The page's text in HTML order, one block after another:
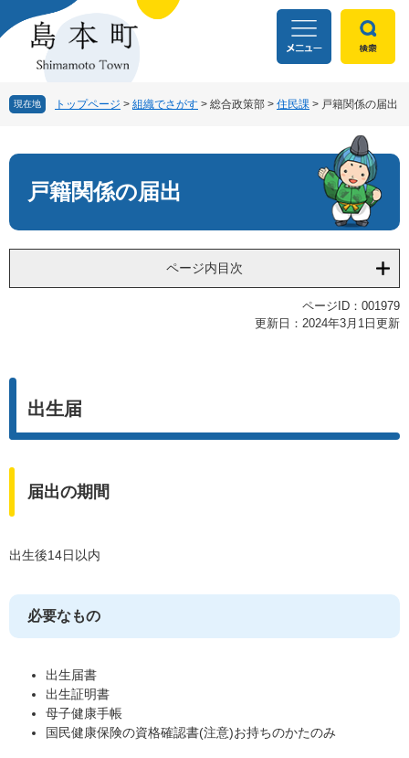
ー
。
ニ
て
へ
現在地 トップページ > 組織でさがす > 総合政策部 > 住民課 > 戸籍関係の届出
文
戸籍関係の届出
ページ内目次
ページID：001979
更新日：2024年3月1日更新
出生届
届出の期間
出生後14日以内
必要なもの
出生届書
出生証明書
母子健康手帳
国民健康保険の資格確認書(注意)お持ちのかたのみ